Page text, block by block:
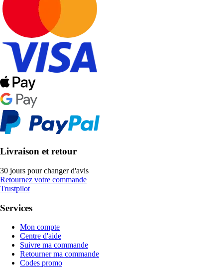
Livraison et retour
30 jours pour changer d'avis
Retournez votre commande
Trustpilot
Services
Mon compte
Centre d'aide
Suivre ma commande
Retourner ma commande
Codes promo